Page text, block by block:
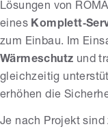
Lösungen von
eines
zum Einbau. Im
Wärmeschutz und
gleichzeitig
erhöhen die
Je nach Projekt